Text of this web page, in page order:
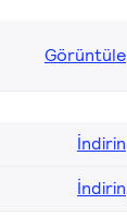
Görüntüle
İndirin
İndirin